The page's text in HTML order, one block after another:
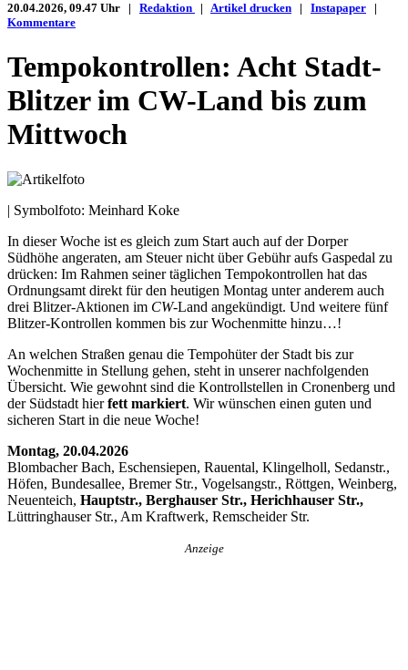
20.04.2026, 09.47 Uhr | Redaktion | Artikel drucken | Instapaper |
Kommentare
Tempokontrollen: Acht Stadt-
Blitzer im CW-Land bis zum
Mittwoch
| Symbolfoto: Meinhard Koke
In dieser Woche ist es gleich zum Start auch auf der Dorper
Südhöhe angeraten, am Steuer nicht über Gebühr aufs Gaspedal zu
drücken: Im Rahmen seiner täglichen Tempokontrollen hat das
Ordnungsamt direkt für den heutigen Montag unter anderem auch
drei Blitzer-Aktionen im CW-Land angekündigt. Und weitere fünf
Blitzer-Kontrollen kommen bis zur Wochenmitte hinzu…!
An welchen Straßen genau die Tempohüter der Stadt bis zur
Wochenmitte in Stellung gehen, steht in unserer nachfolgenden
Übersicht. Wie gewohnt sind die Kontrollstellen in Cronenberg und
der Südstadt hierfett markiert. Wir wünschen einen guten und
sicheren Start in die neue Woche!
Montag, 20.04.2026
Blombacher Bach, Eschensiepen, Rauental, Klingelholl, Sedanstr.,
Höfen, Bundesallee, Bremer Str., Vogelsangstr., Röttgen, Weinberg,
Neuenteich, Hauptstr., Berghauser Str., Herichhauser Str.,
Lüttringhauser Str., Am Kraftwerk, Remscheider Str.
Anzeige